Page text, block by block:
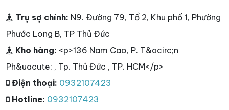
Trụ sợ chính: N9. Đường 79, Tổ 2, Khu phố 1, Phường
Phước Long B, TP Thủ Đức
Kho hàng: <p>136 Nam Cao, P. T&acirc;n
Ph&uacute; , Tp. Thủ Đức , TP. HCM</p>
Điện thoại: 0932107423
Hotline: 0932107423